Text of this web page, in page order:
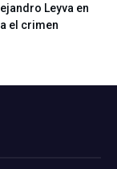
Leyva en
el crimen